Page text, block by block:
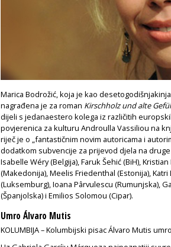
Marica Bodrožić, koja je kao
nagrađena je za roman Kirschholz und alte
dijeli s jedanaestero kolega iz različitih
povjerenica za kulturu Androulla Vassiliou na
riječ je o „fantastičnim novim autoricama i
dodatkom subvencije za prijevod djela na
Isabelle Wéry (Belgija), Faruk Šehić (BiH),
(Makedonija), Meelis Friedenthal (Estonija), Katri
(Luksemburg), Ioana Pârvulescu (Rumunjska),
(Španjolska) i Emilios Solomou (Cipar).
Umro Álvaro Mutis
KOLUMBIJA – Kolumbijski pisac Álvaro Mutis